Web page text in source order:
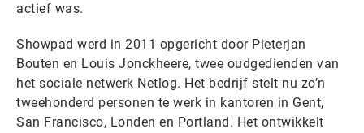
actief was.
Showpad werd in 2011 opgericht door Pieterjan
Bouten en Louis Jonckheere, twee oudgedienden van
het sociale netwerk Netlog. Het bedrijf stelt nu zo’n
tweehonderd personen te werk in kantoren in Gent,
San Francisco, Londen en Portland. Het ontwikkelt